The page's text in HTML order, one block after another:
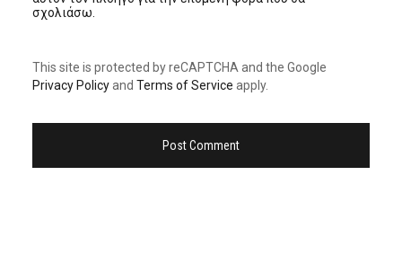
σχολιάσω.
This site is protected by reCAPTCHA and the Google
Privacy Policyand Terms of Service apply.